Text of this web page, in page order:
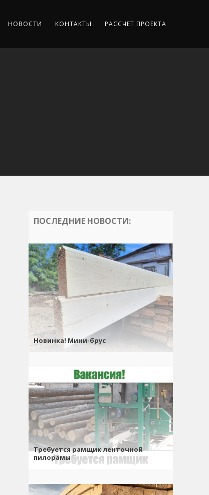
НОВОСТИ КОНТАКТЫ РАССЧЕТ ПРОЕКТА
ПОСЛЕДНИЕ НОВОСТИ:
Новинка! Мини-брус
Требуется рамщик ленточной
пилорамы